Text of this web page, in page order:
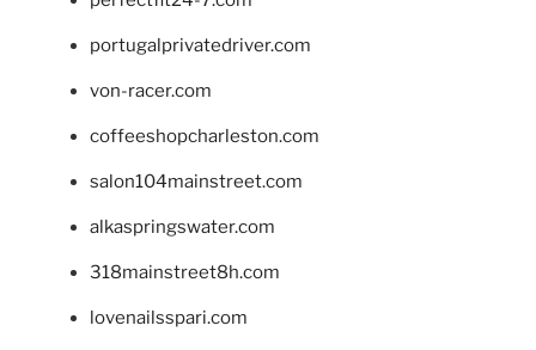
portugalprivatedriver.com
von-racer.com
coffeeshopcharleston.com
salon104mainstreet.com
alkaspringswater.com
318mainstreet8h.com
lovenailsspari.com